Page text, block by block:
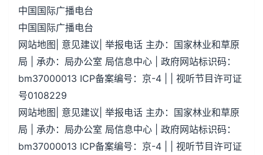
中国国际广播电台
中国国际广播电台
网站地图| 意见建议| 举报电话 主办：国家林业和草原
局 | 承办：局办公室 局信息中心 | 政府网站标识码：
bm37000013 ICP备案编号：京-4 | | 视听节目许可证
号0108229
网站地图| 意见建议| 举报电话 主办：国家林业和草原
局 | 承办：局办公室 局信息中心 | 政府网站标识码：
bm37000013 ICP备案编号：京-4 | | 视听节目许可证